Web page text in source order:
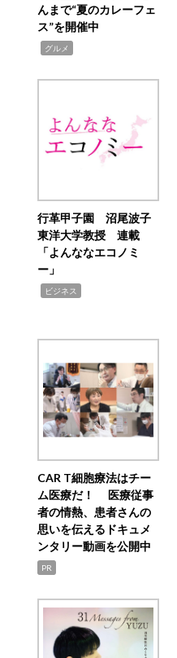
んまで“夏のカレーフェ
ス”を開催中
グルメ
行革甲子園 沼尾波子
東洋大学教授 連載
「よんななエコノミ
ー」
ビジネス
CAR T細胞療法はチー
ム医療だ！ 医療従事
者の情熱、患者さんの
思いを伝えるドキュメ
ンタリー動画を公開中
PR